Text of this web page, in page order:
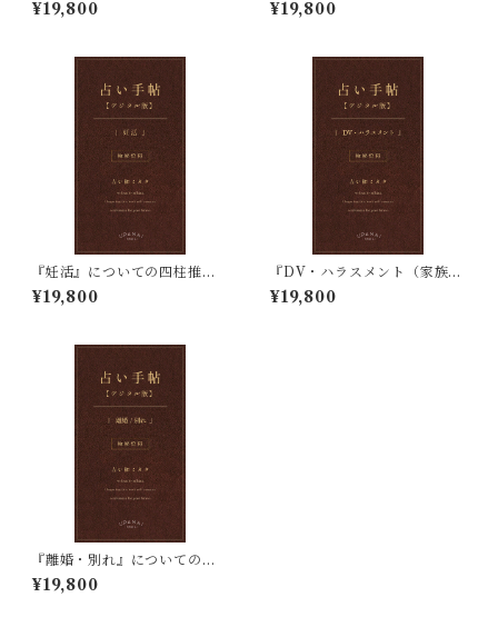
¥19,800 ¥19,800
『妊活』についての四柱推命
占い鑑定
¥19,800
『DV・ハラスメント（家族や
パートナー）』についての四
柱推命占い鑑定
¥19,800
『離婚・別れ』についての四
柱推命占い鑑定
¥19,800